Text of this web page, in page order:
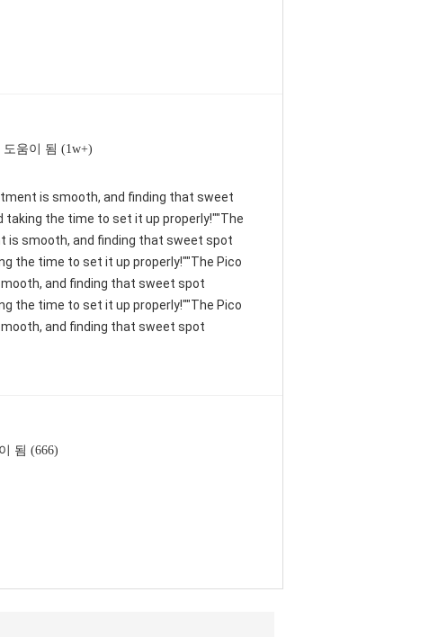
도움이 됨 (1w+)
is smooth, and finding that sweet
taking the time to set it up properly!""The
is smooth, and finding that sweet spot
the time to set it up properly!""The Pico
and finding that sweet spot
the time to set it up properly!""The Pico
and finding that sweet spot
됨 (666)